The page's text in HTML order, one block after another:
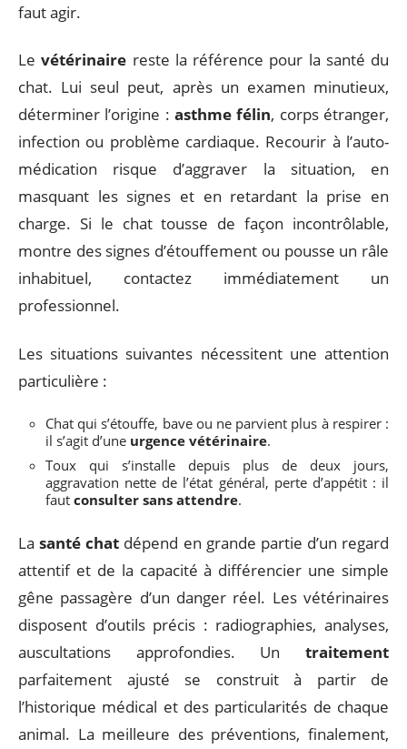
faut agir.
Levétérinaire reste la référence pour la santé du
chat. Lui seul peut, après un examen minutieux,
déterminer l’origine : asthme félin, corps étranger,
infection ou problème cardiaque. Recourir à l’auto-
médication risque d’aggraver la situation, en
masquant les signes et en retardant la prise en
charge. Si le chat tousse de façon incontrôlable,
montre des signes d’étouffement ou pousse un râle
inhabituel, contactez immédiatement un
professionnel.
Les situations suivantes nécessitent une attention
particulière :
Chat qui s’étouffe, bave ou ne parvient plus à respirer :
il s’agit d’une urgence vétérinaire.
Toux qui s’installe depuis plus de deux jours,
aggravation nette de l’état général, perte d’appétit : il
faut consulter sans attendre.
Lasanté chat dépend en grande partie d’un regard
attentif et de la capacité à différencier une simple
gêne passagère d’un danger réel. Les vétérinaires
disposent d’outils précis : radiographies, analyses,
auscultations approfondies. Un traitement
parfaitement ajusté se construit à partir de
l’historique médical et des particularités de chaque
animal. La meilleure des préventions, finalement,